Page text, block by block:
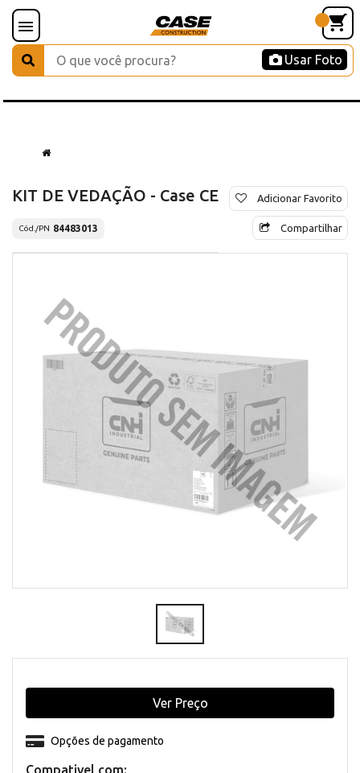
Usar Foto
KIT DE VEDAÇÃO - Case CE
Cód./PN 84483013
Adicionar Favorito
Compartilhar
Compativel com:
Opções de pagamento
Ver Preço